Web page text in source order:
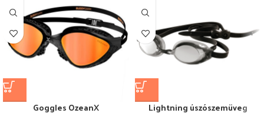
Goggles OzeanX Lightning úszószemüveg